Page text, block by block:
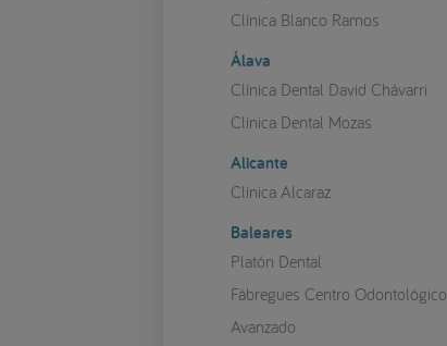
Clínica Blanco Ramos
Álava
Clínica Dental David Chávarri
Clínica Dental Mozas
Alicante
Clínica Alcaraz
Baleares
Platón Dental
Fàbregues Centro Odontológico
Avanzado